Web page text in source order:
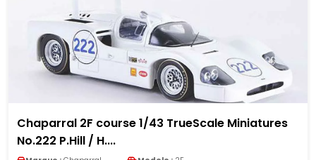
Chaparral 2F course 1/43 TrueScale Miniatures
No.222 P.Hill / H....